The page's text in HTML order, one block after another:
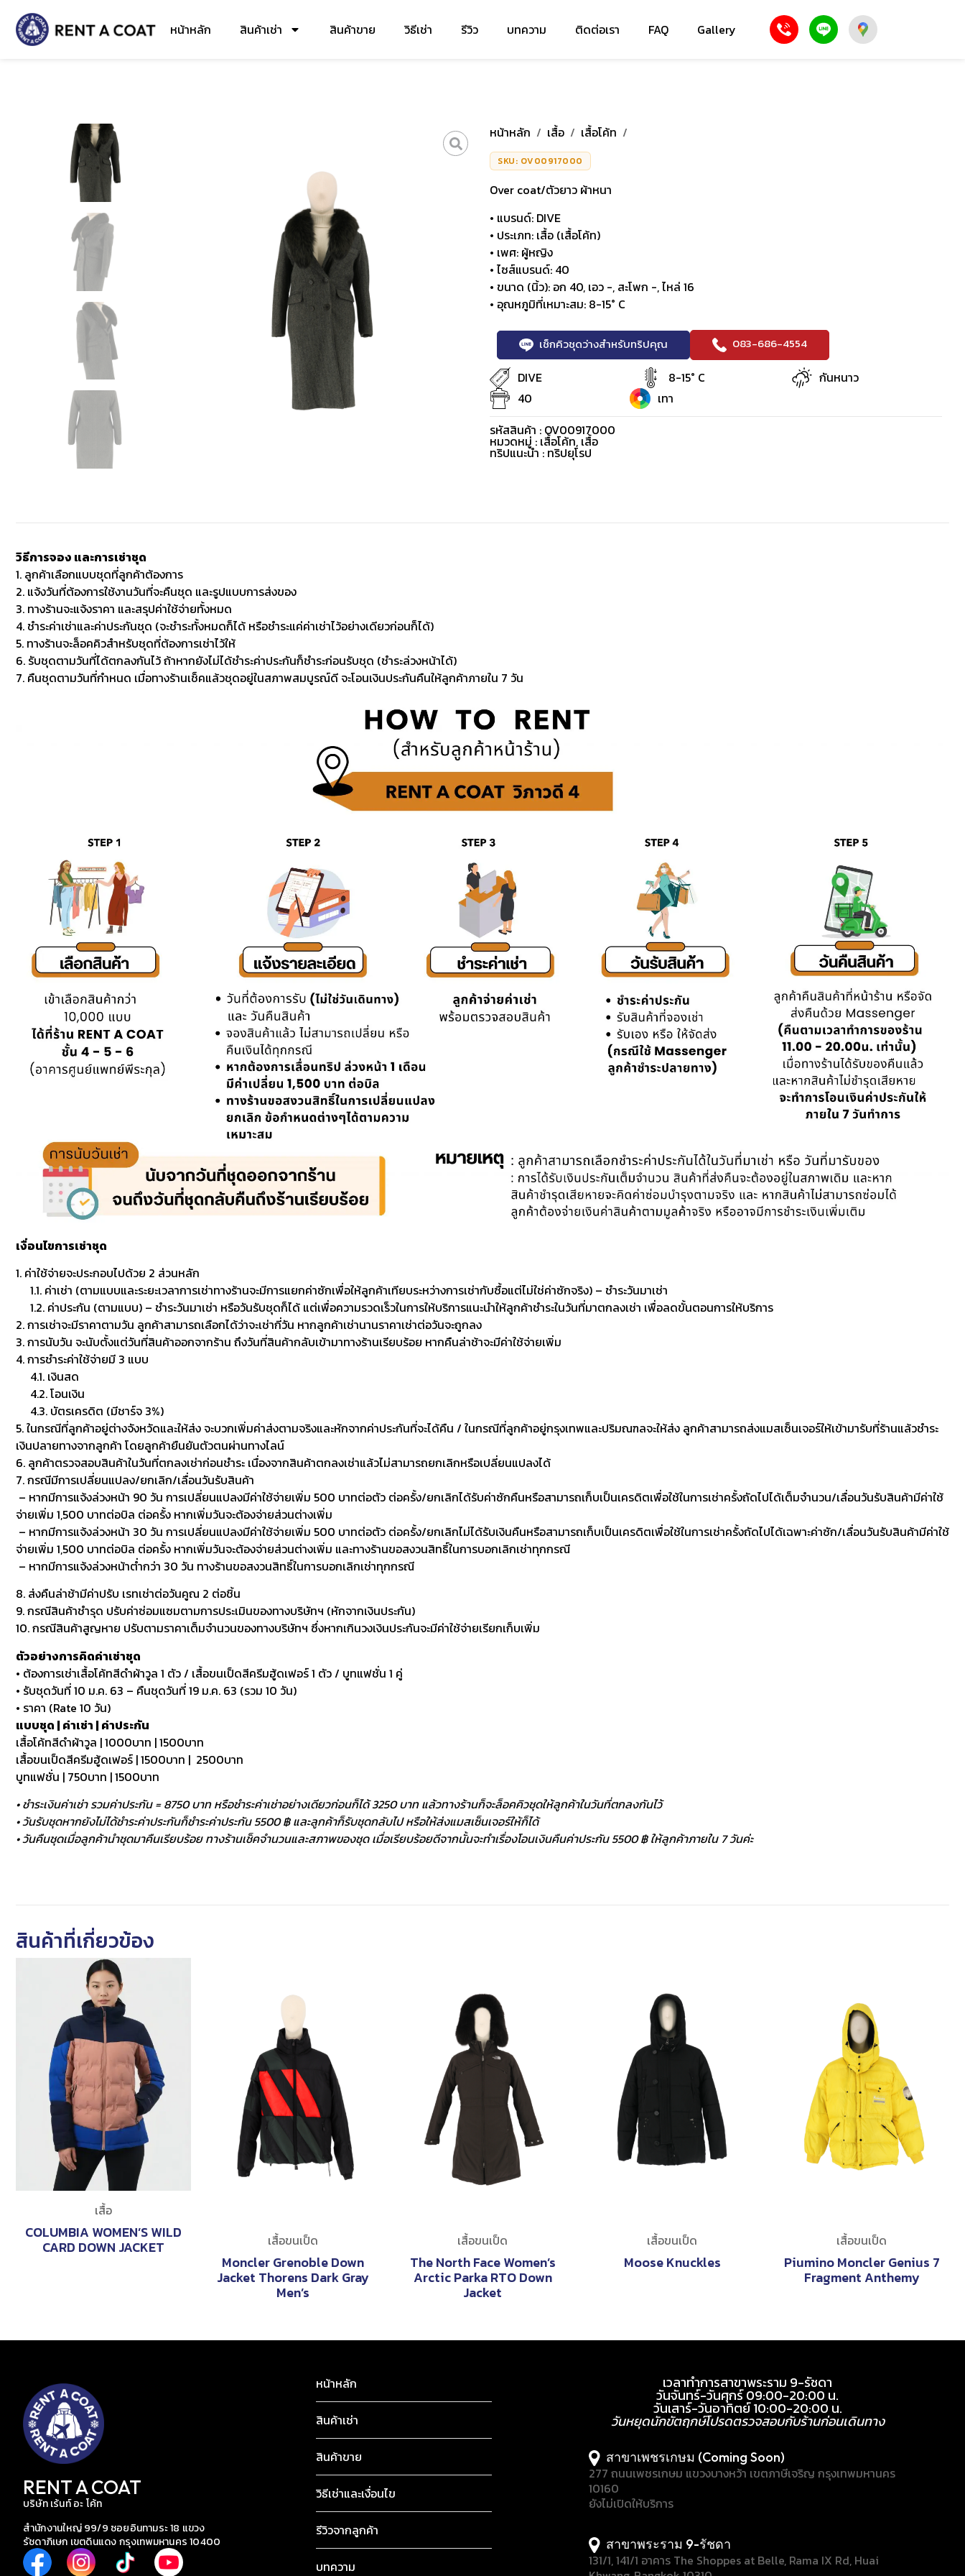
หน้าหลัก สินค้าเช่า สินค้าขาย วิธีเช่า รีวิว บทความ ติดต่อเรา FAQ Gallery
หน้าหลัก / เสื้อ / เสื้อโค้ท /
SKU: OV00917000
Over coat/ตัวยาว ผ้าหนา
• แบรนด์: DIVE
• ประเภท: เสื้อ (เสื้อโค้ท)
• เพศ: ผู้หญิง
• ไซส์แบรนด์: 40
• ขนาด (นิ้ว): อก 40, เอว -, สะโพก -, ไหล่ 16
• อุณหภูมิที่เหมาะสม: 8-15° C
เช็กคิวชุดว่างสำหรับทริปคุณ 083-686-4554
DIVE 8-15° C
กันหนาว
40
เทา
รหัสสินค้า : OV00917000
หมวดหมู่ : เสื้อโค้ท, เสื้อ
ทริปแนะนำ : ทริปยุโรป
วิธีการจอง และการเช่าชุด
1. ลูกค้าเลือกแบบชุดที่ลูกค้าต้องการ
2. แจ้งวันที่ต้องการใช้งานวันที่จะคืนชุด และรูปแบบการส่งของ
3. ทางร้านจะแจ้งราคา และสรุปค่าใช้จ่ายทั้งหมด
4. ชำระค่าเช่าและค่าประกันชุด (จะชำระทั้งหมดก็ได้ หรือชำระแค่ค่าเช่าไว้อย่างเดียวก่อนก็ได้)
5. ทางร้านจะล็อคคิวสำหรับชุดที่ต้องการเช่าไว้ให้
6. รับชุดตามวันที่ได้ตกลงกันไว้ ถ้าหากยังไม่ได้ชำระค่าประกันก็ชำระก่อนรับชุด (ชำระล่วงหน้าได้)
7. คืนชุดตามวันที่กำหนด เมื่อทางร้านเช็คแล้วชุดอยู่ในสภาพสมบูรณ์ดี จะโอนเงินประกันคืนให้ลูกค้าภายใน 7 วัน
เงื่อนไขการเช่าชุด
1. ค่าใช้จ่ายจะประกอบไปด้วย 2 ส่วนหลัก
1.1. ค่าเช่า (ตามแบบและระยะเวลาการเช่าทางร้านจะมีการแยกค่าซักเพื่อให้ลูกค้าเทียบระหว่างการเช่ากับซื้อแต่ไม่ใช่ค่าซักจริง) – ชำระวันมาเช่า
1.2. ค่าประกัน (ตามแบบ) – ชำระวันมาเช่า หรือวันรับชุดก็ได้ แต่เพื่อความรวดเร็วในการให้บริการแนะนำให้ลูกค้าชำระในวันที่มาตกลงเช่า เพื่อลดขั้นตอนการให้บริการ
2. การเช่าจะมีราคาตามวัน ลูกค้าสามารถเลือกได้ว่าจะเช่ากี่วัน หากลูกค้าเช่านานราคาเช่าต่อวันจะถูกลง
3. การนับวัน จะนับตั้งแต่วันที่สินค้าออกจากร้าน ถึงวันที่สินค้ากลับเข้ามาทางร้านเรียบร้อย หากคืนล่าช้าจะมีค่าใช้จ่ายเพิ่ม
4. การชำระค่าใช้จ่ายมี 3 แบบ
4.1. เงินสด
4.2. โอนเงิน
4.3. บัตรเครดิต (มีชาร์จ 3%)
5. ในกรณีที่ลูกค้าอยู่ต่างจังหวัดและให้ส่ง จะบวกเพิ่มค่าส่งตามจริงและหักจากค่าประกันที่จะได้คืน / ในกรณีที่ลูกค้าอยู่กรุงเทพและปริมณฑลจะให้ส่ง ลูกค้าสามารถส่งแมสเซ็นเจอร์ให้เข้ามารับที่ร้านแล้วชำระ
เงินปลายทางจากลูกค้า โดยลูกค้ายืนยันตัวตนผ่านทางไลน์
6. ลูกค้าตรวจสอบสินค้าในวันที่ตกลงเช่าก่อนชำระ เนื่องจากสินค้าตกลงเช่าแล้วไม่สามารถยกเลิกหรือเปลี่ยนแปลงได้
7. กรณีมีการเปลี่ยนแปลง/ยกเลิก/เลื่อนวันรับสินค้า
– หากมีการแจ้งล่วงหน้า 90 วัน การเปลี่ยนแปลงมีค่าใช้จ่ายเพิ่ม 500 บาทต่อตัว ต่อครั้ง/ยกเลิกได้รับค่าซักคืนหรือสามารถเก็บเป็นเครดิตเพื่อใช้ในการเช่าครั้งถัดไปได้เต็มจำนวน/เลื่อนวันรับสินค้ามีค่าใช้
จ่ายเพิ่ม 1,500 บาทต่อบิล ต่อครั้ง หากเพิ่มวันจะต้องจ่ายส่วนต่างเพิ่ม
– หากมีการแจ้งล่วงหน้า 30 วัน การเปลี่ยนแปลงมีค่าใช้จ่ายเพิ่ม 500 บาทต่อตัว ต่อครั้ง/ยกเลิกไม่ได้รับเงินคืนหรือสามารถเก็บเป็นเครดิตเพื่อใช้ในการเช่าครั้งถัดไปได้เฉพาะค่าซัก/เลื่อนวันรับสินค้ามีค่าใช้
จ่ายเพิ่ม 1,500 บาทต่อบิล ต่อครั้ง หากเพิ่มวันจะต้องจ่ายส่วนต่างเพิ่ม และทางร้านขอสงวนสิทธิ์ในการบอกเลิกเช่าทุกกรณี
– หากมีการแจ้งล่วงหน้าต่ำกว่า 30 วัน ทางร้านขอสงวนสิทธิ์ในการบอกเลิกเช่าทุกกรณี
8. ส่งคืนล่าช้ามีค่าปรับ เรทเช่าต่อวันคูณ 2 ต่อชิ้น
9. กรณีสินค้าชำรุด ปรับค่าซ่อมแซมตามการประเมินของทางบริษัทฯ (หักจากเงินประกัน)
10. กรณีสินค้าสูญหาย ปรับตามราคาเต็มจำนวนของทางบริษัทฯ ซึ่งหากเกินวงเงินประกันจะมีค่าใช้จ่ายเรียกเก็บเพิ่ม
ตัวอย่างการคิดค่าเช่าชุด
• ต้องการเช่าเสื้อโค้ทสีดำผ้าวูล 1 ตัว / เสื้อขนเป็ดสีครีมฮู้ดเฟอร์ 1 ตัว / บูทแฟชั่น 1 คู่
• รับชุดวันที่ 10 ม.ค. 63 – คืนชุดวันที่ 19 ม.ค. 63 (รวม 10 วัน)
• ราคา (Rate 10 วัน)
แบบชุด | ค่าเช่า | ค่าประกัน
เสื้อโค้ทสีดำผ้าวูล | 1000บาท | 1500บาท
เสื้อขนเป็ดสีครีมฮู้ดเฟอร์ | 1500บาท | 2500บาท
บูทแฟชั่น | 750บาท | 1500บาท
• ชำระเงินค่าเช่า รวมค่าประกัน = 8750 บาท หรือชำระค่าเช่าอย่างเดียวก่อนก็ได้ 3250 บาท แล้วทางร้านก็จะล็อคคิวชุดให้ลูกค้าในวันที่ตกลงกันไว้
• วันรับชุดหากยังไม่ได้ชำระค่าประกันก็ชำระค่าประกัน 5500 ฿ และลูกค้าก็รับชุดกลับไป หรือให้ส่งแมสเซ็นเจอร์ให้ก็ได้
• วันคืนชุดเมื่อลูกค้านำชุดมาคืนเรียบร้อย ทางร้านเช็คจำนวนและสภาพของชุด เมื่อเรียบร้อยดีจากนั้นจะทำเรื่องโอนเงินคืนค่าประกัน 5500 ฿ ให้ลูกค้าภายใน 7 วันค่ะ
สินค้าที่เกี่ยวข้อง
เสื้อ
COLUMBIA WOMEN’S WILD
CARD DOWN JACKET เสื้อขนเป็ด
Moncler Grenoble Down
Jacket Thorens Dark Gray
Men’s
เสื้อขนเป็ด
The North Face Women’s
Arctic Parka RTO Down
Jacket
เสื้อขนเป็ด
Moose Knuckles
เสื้อขนเป็ด
Piumino Moncler Genius 7
Fragment Anthemy
RENT A COAT
บริษัท เร้นท์ อะ โค้ท
สำนักงานใหญ่ 99/9 ซอยอินทามระ 18 แขวง
รัชดาภิเษก เขตดินแดง กรุงเทพมหานคร 10400
หน้าหลัก
สินค้าเช่า
สินค้าขาย
วิธีเช่าและเงื่อนไข
รีวิวจากลูกค้า
บทความ
เวลาทำการสาขาพระราม 9-รัชดา
วันจันทร์-วันศุกร์ 09:00-20:00 น.
วันเสาร์-วันอาทิตย์ 10:00-20:00 น.
วันหยุดนักขัตฤกษ์โปรดตรวจสอบกับร้านก่อนเดินทาง
สาขาเพชรเกษม (Coming Soon)
277 ถนนเพชรเกษม แขวงบางหว้า เขตภาษีเจริญ กรุงเทพมหานคร
10160
ยังไม่เปิดให้บริการ
สาขาพระราม 9-รัชดา
131/1, 141/1 อาคาร The Shoppes at Belle, Rama IX Rd, Huai